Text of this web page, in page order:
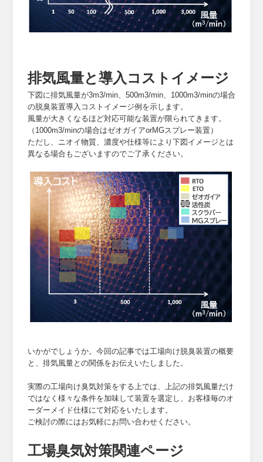
排気風量と導入コストイメージ
下図に排気風量が3m3/min、500m3/min、1000m3/minの場合
の脱臭装置導入コストイメージ例を示します。
風量が大きくなるほど対応可能な装置が限られてきます。
（1000m3/minの場合はゼオガイアorMGスプレー装置）
ただし、ニオイ物質、濃度や仕様等により下図イメージとは
異なる場合もございますのでご了承ください。
いかがでしょうか。今回の記事では工場向け脱臭装置の概要
と、排気風量との関係をお伝えいたしました。
実際の工場向け臭気対策をする上では、上記の排気風量だけ
ではなく様々な条件を加味して装置を選定し、お客様毎のオ
ーダーメイド仕様にて対応をいたします。
ご検討の際にはお気軽にお問い合わせください。
工場臭気対策関連ページ